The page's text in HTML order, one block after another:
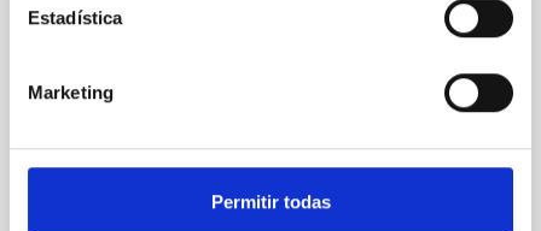
Estadística
Marketing
Permitir todas
tránsitos de exoplanetas con el telescopio IAC80 del
Javier Gorosabel de Colaboración ProAm en
desarrollado por el grupo Urania de la Agrupación
Astronómica de Sabadell , dedicado al seguimiento
de tránsitos de exoplanetas mediante el telescopio